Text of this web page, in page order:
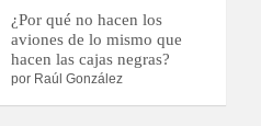
¿Por qué no hacen los
aviones de lo mismo que
hacen las cajas negras?
por Raúl González